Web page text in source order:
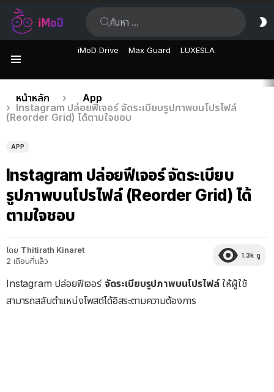
iMoD Drive Max Guard LUXESLA
เรื่อง
ล่าสุด
คุณอยู่ที่นี่:
หน้าหลัก
App
Instagram ปล่อยฟีเจอร์ จัดระเบียบรูปภาพบนโปรไฟล์
(Reorder Grid) ได้ตามใจชอบ
APP
Instagram ปล่อยฟีเจอร์ จัดระเบียบ
รูปภาพบนโปรไฟล์ (Reorder Grid) ได้
ตามใจชอบ
โดย Thitirath Kinaret
2 เดือนที่แล้ว
1.3k ดู
Instagram ปล่อยฟีเจอร์ จัดระเบียบรูปภาพบนโปรไฟล์ให้ผู้ใช้
สามารถสลับตำแหน่งโพสต์ได้อิสระตามความต้องการ